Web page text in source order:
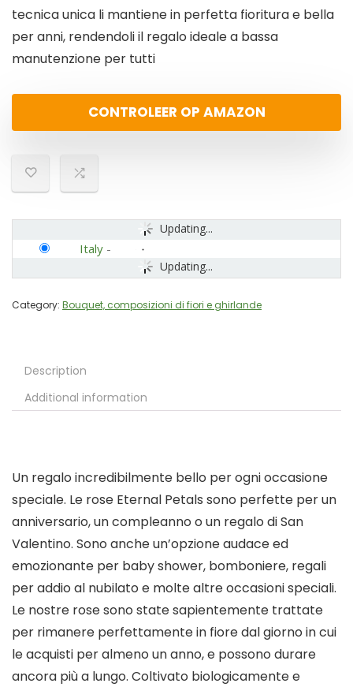
tecnica unica li mantiene in perfetta fioritura e bella
per anni, rendendoli il regalo ideale a bassa
manutenzione per tutti
CONTROLEER OP AMAZON
Updating...
Updating...
Italy -
Category: Bouquet, composizioni di fiori e ghirlande
Description
Additional information
Un regalo incredibilmente bello per ogni occasione
speciale. Le rose Eternal Petals sono perfette per un
anniversario, un compleanno o un regalo di San
Valentino. Sono anche un’opzione audace ed
emozionante per baby shower, bomboniere, regali
per addio al nubilato e molte altre occasioni speciali.
Le nostre rose sono state sapientemente trattate
per rimanere perfettamente in fiore dal giorno in cui
le acquisti per almeno un anno, e possono durare
ancora più a lungo. Coltivato biologicamente e